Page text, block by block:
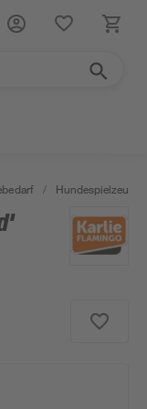
/ Hundespielzeug